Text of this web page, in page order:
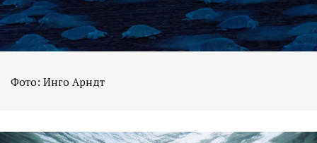
Фото: Инго Арндт